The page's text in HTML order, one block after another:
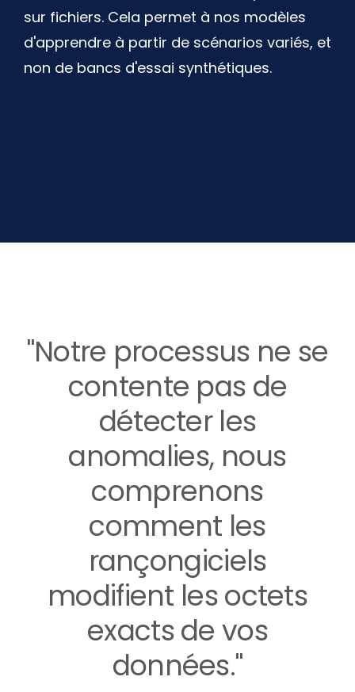
sur fichiers. Cela permet à nos modèles
d'apprendre à partir de scénarios variés, et
non de bancs d'essai synthétiques.
"Notre processus ne se
contente pas de
détecter les
anomalies, nous
comprenons
comment les
rançongiciels
modifient les octets
exacts de vos
données."